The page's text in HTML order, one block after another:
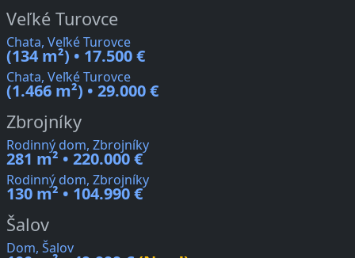
Veľké Turovce
Chata, Veľké Turovce
(134 m²) • 17.500 €
Chata, Veľké Turovce
(1.466 m²) • 29.000 €
Zbrojníky
Rodinný dom, Zbrojníky
281 m² • 220.000 €
Rodinný dom, Zbrojníky
130 m² • 104.990 €
Šalov
Dom, Šalov